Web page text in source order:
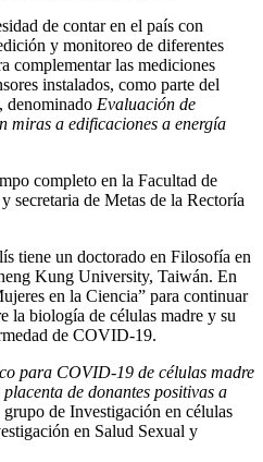
de contar en el país con
y monitoreo de diferentes
complementar las mediciones
instalados, como parte del
denominado Evaluación de
miras a edificaciones a energía
completo en la Facultad de
secretaria de Metas de la Rectoría
tiene un doctorado en Filosofía en
Kung University, Taiwán. En
en la Ciencia” para continuar
la biología de células madre y su
de COVID-19.
para COVID-19 de células madre
de donantes positivas a
grupo de Investigación en células
en Salud Sexual y